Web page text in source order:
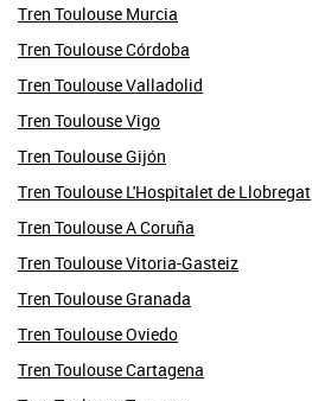
Tren Toulouse Murcia
Tren Toulouse Córdoba
Tren Toulouse Valladolid
Tren Toulouse Vigo
Tren Toulouse Gijón
Tren Toulouse L'Hospitalet de Llobregat
Tren Toulouse A Coruña
Tren Toulouse Vitoria-Gasteiz
Tren Toulouse Granada
Tren Toulouse Oviedo
Tren Toulouse Cartagena